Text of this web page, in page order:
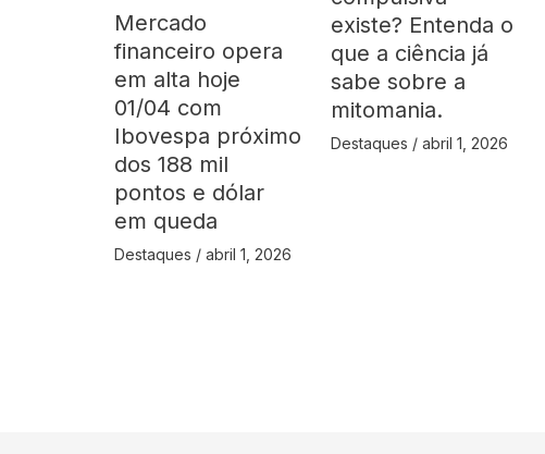
Mercado
financeiro opera
em alta hoje
01/04 com
Ibovespa próximo
dos 188 mil
pontos e dólar
em queda
Destaques / abril 1, 2026
existe? Entenda o
que a ciência já
sabe sobre a
mitomania.
Destaques / abril 1, 2026